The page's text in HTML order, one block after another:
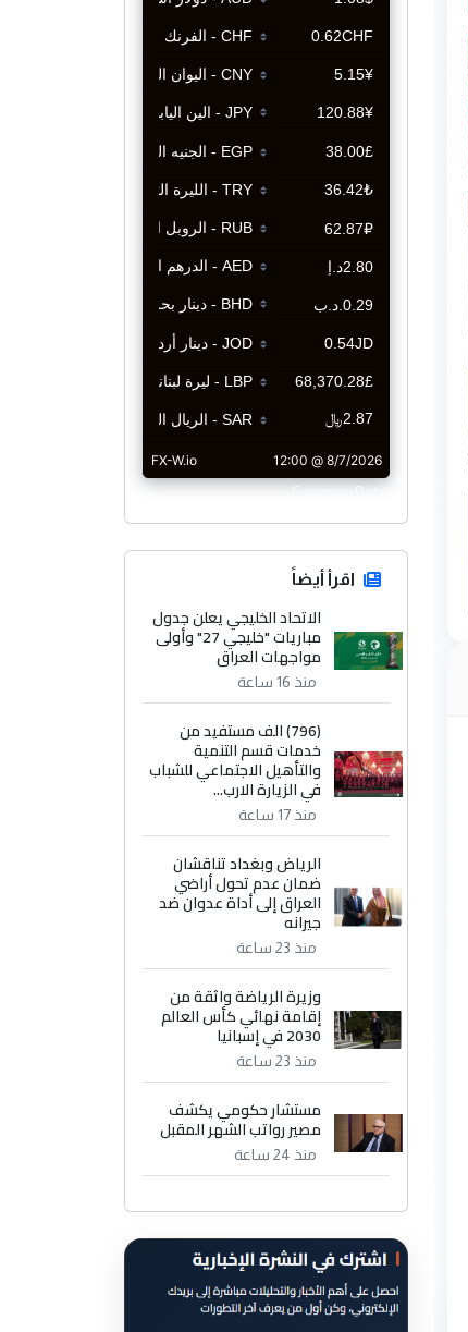
CurrencyRate
اقرأ أيضاً
الاتحاد الخليجي يعلن جدول
مباريات "خليجي 27" وأولى
مواجهات العراق
منذ 16 ساعة
(796) الف مستفيد من
خدمات قسم التنمية
والتأهيل الاجتماعي للشباب
في الزيارة الارب...
منذ 17 ساعة
الرياض وبغداد تناقشان
ضمان عدم تحول أراضي
العراق إلى أداة عدوان ضد
جيرانه
منذ 23 ساعة
وزيرة الرياضة واثقة من
إقامة نهائي كأس العالم
2030 في إسبانيا
منذ 23 ساعة
مستشار حكومي يكشف
مصير رواتب الشهر المقبل
منذ 24 ساعة